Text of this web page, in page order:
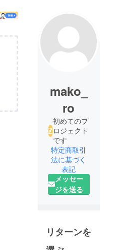
mako_
ro
初めてのプ
ロジェクト
です
特定商取引
法に基づく
表記
メッセー
ジを送る
リターンを